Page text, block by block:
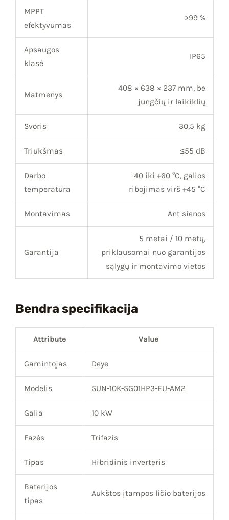
MPPT
efektyvumas
>99 %
Apsaugos
klasė
IP65
Matmenys
408 × 638 × 237 mm, be
jungčių ir laikiklių
Svoris 30,5 kg
Triukšmas ≤55 dB
Darbo
temperatūra
-40 iki +60 °C, galios
ribojimas virš +45 °C
Montavimas Ant sienos
Garantija
5 metai / 10 metų,
priklausomai nuo garantijos
sąlygų ir montavimo vietos
Bendra specifikacija
Attribute Value
Gamintojas Deye
Modelis SUN-10K-SG01HP3-EU-AM2
Galia 10 kW
Fazės Trifazis
Tipas Hibridinis inverteris
Baterijos
tipas
Aukštos įtampos ličio baterijos